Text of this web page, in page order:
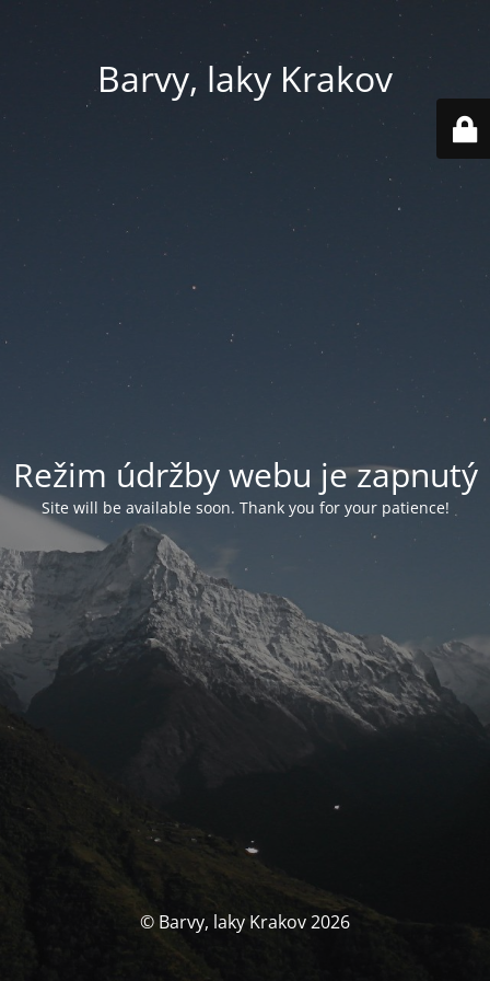
Barvy, laky Krakov
Režim údržby webu je zapnutý
Site will be available soon. Thank you for your patience!
© Barvy, laky Krakov 2026